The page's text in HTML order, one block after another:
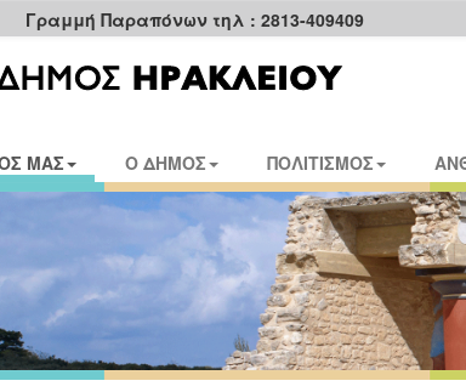
Γραμμή Παραπόνων τηλ : 2813-409409
ΜΑΣ Ο ΔΗΜΟΣ ΠΟΛΙΤΙΣΜΟΣ